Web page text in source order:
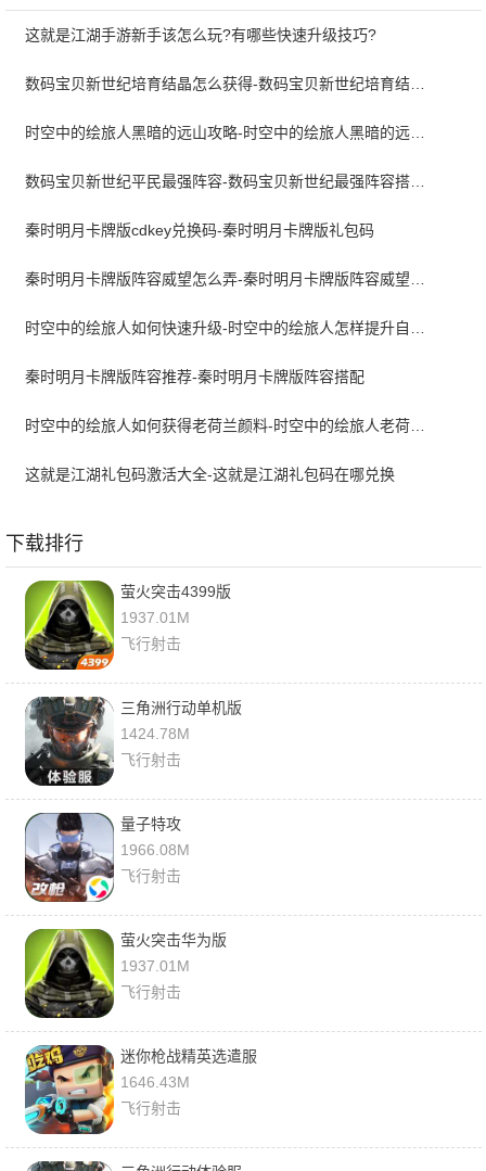
这就是江湖手游新手该怎么玩?有哪些快速升级技巧?
数码宝贝新世纪培育结晶怎么获得-数码宝贝新世纪培育结晶获得教学
时空中的绘旅人黑暗的远山攻略-时空中的绘旅人黑暗的远山结局达成方法
数码宝贝新世纪平民最强阵容-数码宝贝新世纪最强阵容搭配攻略
秦时明月卡牌版cdkey兑换码-秦时明月卡牌版礼包码
秦时明月卡牌版阵容推荐-秦时明月卡牌版阵容搭配
时空中的绘旅人如何获得老荷兰颜料-时空中的绘旅人老荷兰颜料获取攻略
这就是江湖礼包码激活大全-这就是江湖礼包码在哪兑换
下载排行
萤火突击4399版
1937.01M
飞行射击
三角洲行动单机版
1424.78M
飞行射击
量子特攻
1966.08M
飞行射击
萤火突击华为版
1937.01M
飞行射击
迷你枪战精英选遣服
1646.43M
飞行射击